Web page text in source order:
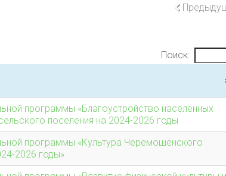
Поиск:
программы «Благоустройство населённых
поселения на 2024-2026 годы
программы «Культура Черемошёнского
2026 годы»